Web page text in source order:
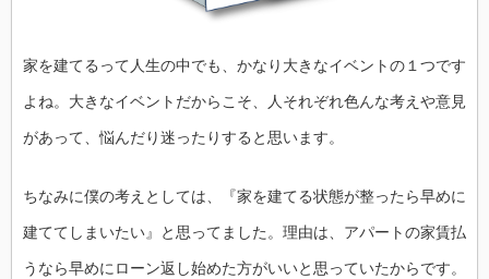
家を建てるって人生の中でも、かなり大きなイベントの１つです
よね。大きなイベントだからこそ、人それぞれ色んな考えや意見
があって、悩んだり迷ったりすると思います。
ちなみに僕の考えとしては、『家を建てる状態が整ったら早めに
建ててしまいたい』と思ってました。理由は、アパートの家賃払
うなら早めにローン返し始めた方がいいと思っていたからです。